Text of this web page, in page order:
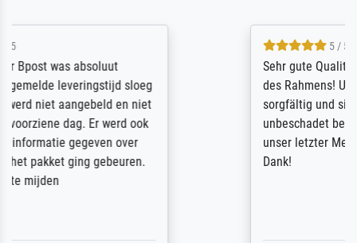
Sehr gute Qualität des Leinwanddrucks und
des Rahmens! Unser Bild wurde sehr
sorgfältig und sicher verpackt, so dass es
unbeschadet bei uns ankam. Es wird nicht
unser letzter Meisterdruck sein. Vielen
Dank!